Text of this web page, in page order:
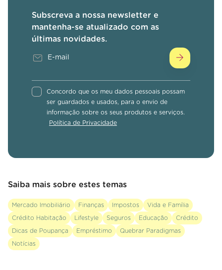
Subscreva a nossa newsletter e
mantenha-se atualizado com as
últimas novidades.
Concordo que os meu dados pessoais possam
ser guardados e usados, para o envio de
informação sobre os seus produtos e serviços.
Política de Privacidade
Saiba mais sobre estes temas
Mercado Imobiliário Finanças Impostos Vida e Família
Crédito Habitação Lifestyle Seguros Educação Crédito
Dicas de Poupança Empréstimo Quebrar Paradigmas
Notícias